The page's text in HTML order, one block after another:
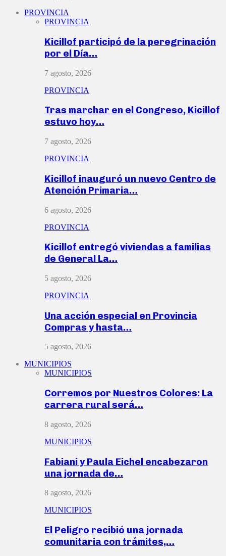
PROVINCIA
PROVINCIA
Kicillof participó de la peregrinación
por el Día…
7 agosto, 2026
PROVINCIA
Tras marchar en el Congreso, Kicillof
estuvo hoy…
7 agosto, 2026
PROVINCIA
Kicillof inauguró un nuevo Centro de
Atención Primaria…
6 agosto, 2026
PROVINCIA
Kicillof entregó viviendas a familias
de General La…
5 agosto, 2026
PROVINCIA
Una acción especial en Provincia
Compras y hasta…
5 agosto, 2026
MUNICIPIOS
MUNICIPIOS
Corremos por Nuestros Colores: La
carrera rural será…
8 agosto, 2026
MUNICIPIOS
Fabiani y Paula Eichel encabezaron
una jornada de…
8 agosto, 2026
MUNICIPIOS
El Peligro recibió una jornada
comunitaria con trámites,…